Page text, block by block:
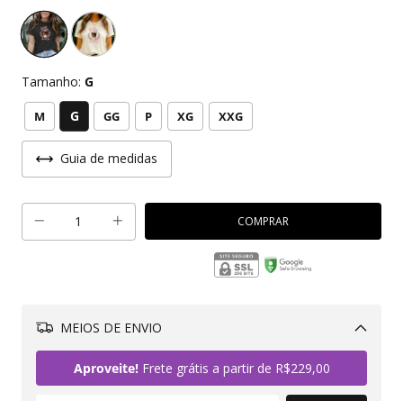
Tamanho: G
M G GG P XG XXG
Guia de medidas
MEIOS DE ENVIO
Aproveite!Frete grátis a partir de R$229,00